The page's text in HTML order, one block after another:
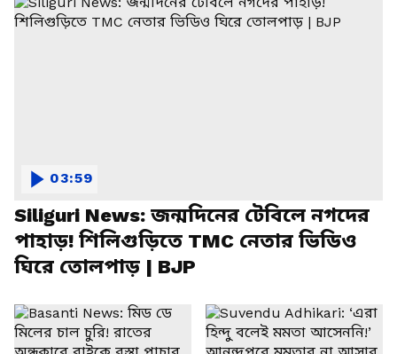
Siliguri News: জন্মদিনের টেবিলে নগদের
পাহাড়! শিলিগুড়িতে TMC নেতার ভিডিও
ঘিরে তোলপাড় | BJP
03:59